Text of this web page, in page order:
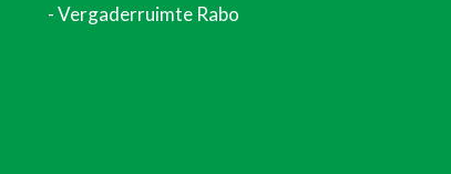
- Vergaderruimte Rabo